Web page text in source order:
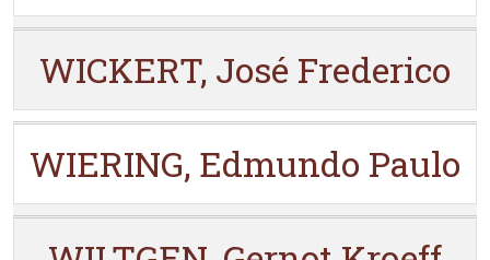
WICKERT, José Frederico
WIERING, Edmundo Paulo